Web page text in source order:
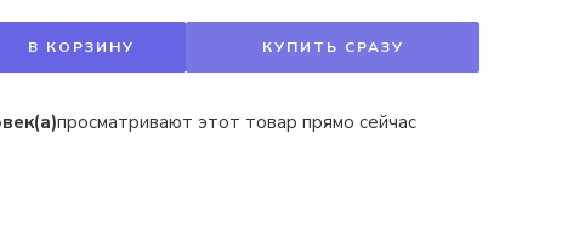
В КОРЗИНУ КУПИТЬ СРАЗУ
просматривают этот товар прямо сейчас